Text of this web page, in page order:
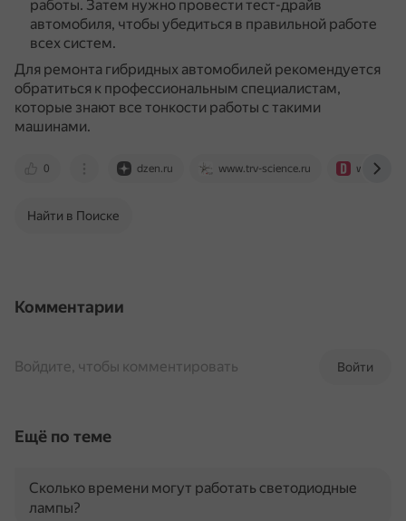
работы. Затем нужно провести тест-драйв
автомобиля, чтобы убедиться в правильной работе
всех систем.
Для ремонта гибридных автомобилей рекомендуется
обратиться к профессиональным специалистам,
которые знают все тонкости работы с такими
машинами.
0 dzen.ru www.trv-science.ru
Найти в Поиске
Комментарии
Войти
Войдите, чтобы комментировать
Ещё по теме
Сколько времени могут работать светодиодные
лампы?